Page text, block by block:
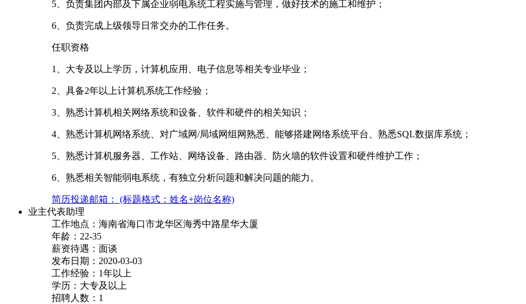
5、负责集团内部及下属企业弱电系统工程实施与管理，做好技术的施工和维护；
6、负责完成上级领导日常交办的工作任务。
任职资格
1、大专及以上学历，计算机应用、电子信息等相关专业毕业；
2、具备2年以上计算机系统工作经验；
3、熟悉计算机相关网络系统和设备、软件和硬件的相关知识；
4、熟悉计算机网络系统、对广域网/局域网组网熟悉、能够搭建网络系统平台、熟悉SQL数据库系统；
5、熟悉计算机服务器、工作站、网络设备、路由器、防火墙的软件设置和硬件维护工作；
6、熟悉相关智能弱电系统，有独立分析问题和解决问题的能力。
简历投递邮箱： (标题格式：姓名+岗位名称)
业主代表助理
工作地点：海南省海口市龙华区海秀中路星华大厦
年龄：22-35
薪资待遇：面谈
发布日期：2020-03-03
工作经验：1年以上
学历：大专及以上
招聘人数：1